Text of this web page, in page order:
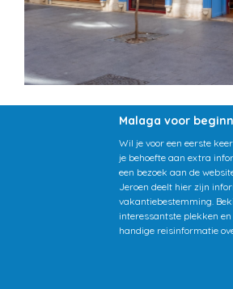
Malaga voor
Wil je voor een eerste
je behoefte aan extra
een bezoek aan de
Jeroen deelt hier zijn
vakantiebestemming.
interessantste plekken
handige reisinformatie